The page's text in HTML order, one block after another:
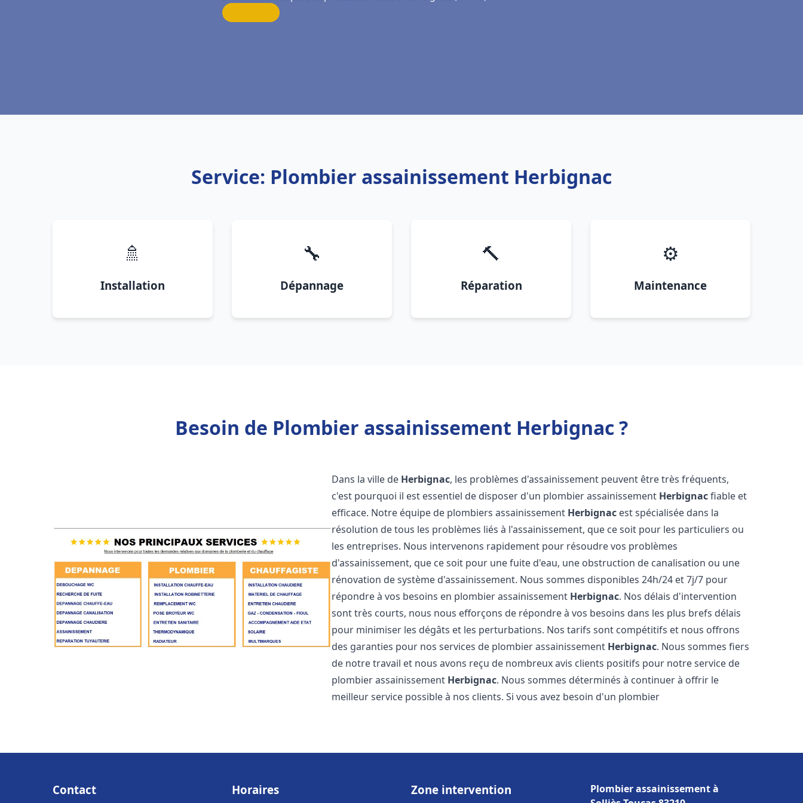
Service: Plombier assainissement Herbignac
🚿
Installation
🔧
Dépannage
🔨
Réparation
⚙️
Maintenance
Besoin de Plombier assainissement Herbignac ?
Dans la ville de Herbignac, les problèmes d'assainissement peuvent être très fréquents,
c'est pourquoi il est essentiel de disposer d'un plombier assainissement Herbignacfiable et
efficace. Notre équipe de plombiers assainissement Herbignac est spécialisée dans la
résolution de tous les problèmes liés à l'assainissement, que ce soit pour les particuliers ou
les entreprises. Nous intervenons rapidement pour résoudre vos problèmes
d'assainissement, que ce soit pour une fuite d'eau, une obstruction de canalisation ou une
rénovation de système d'assainissement. Nous sommes disponibles 24h/24 et 7j/7 pour
répondre à vos besoins en plombier assainissement Herbignac. Nos délais d'intervention
sont très courts, nous nous efforçons de répondre à vos besoins dans les plus brefs délais
pour minimiser les dégâts et les perturbations. Nos tarifs sont compétitifs et nous offrons
des garanties pour nos services de plombier assainissement Herbignac. Nous sommes fiers
de notre travail et nous avons reçu de nombreux avis clients positifs pour notre service de
plombier assainissement Herbignac. Nous sommes déterminés à continuer à offrir le
meilleur service possible à nos clients. Si vous avez besoin d'un plombier
Contact Horaires Zone intervention
Plombier assainissement à